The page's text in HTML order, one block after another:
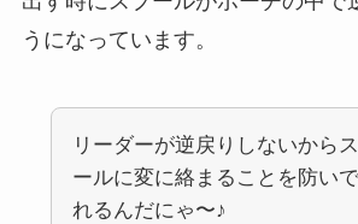
うになっています。
リーダーが逆戻りしないから
ールに変に絡まることを防いで
れるんだにゃ〜♪